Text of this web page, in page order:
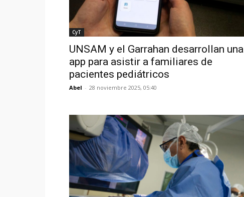
CyT
UNSAM y el Garrahan desarrollan una
app para asistir a familiares de
pacientes pediátricos
Abel - 28 noviembre 2025, 05:40